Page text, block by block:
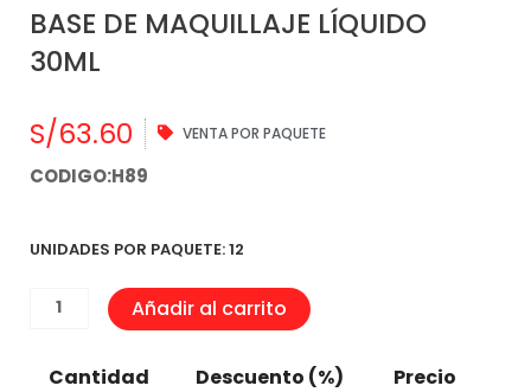
BASE DE MAQUILLAJE LÍQUIDO
30ML
S/63.60 VENTA POR PAQUETE
CODIGO:H89
UNIDADES POR PAQUETE: 12
BASE
MAQUILLAJE
Añadir al carrito
Cantidad Descuento (%) Precio